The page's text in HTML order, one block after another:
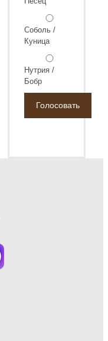
Соболь /
Куница
Нутрия /
Бобр